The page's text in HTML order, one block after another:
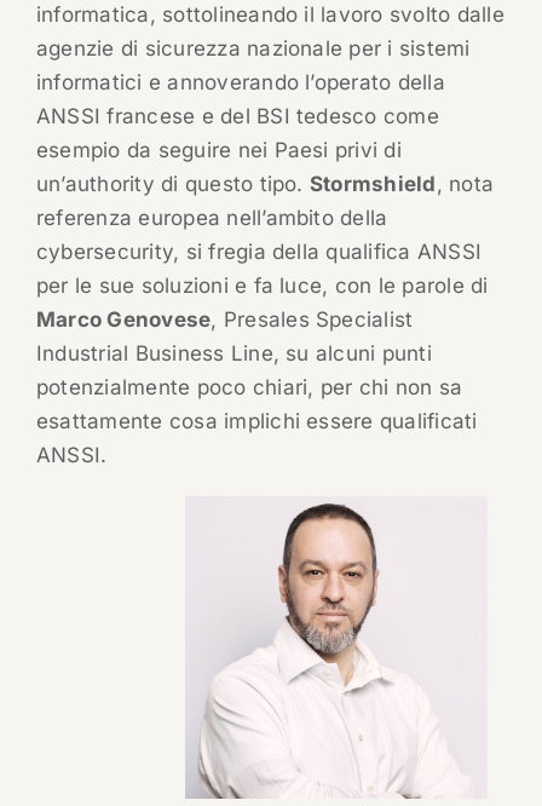
informatica, sottolineando il lavoro svolto dalle
agenzie di sicurezza nazionale per i sistemi
informatici e annoverando l’operato della
ANSSI francese e del BSI tedesco come
esempio da seguire nei Paesi privi di
un’authority di questo tipo. Stormshield, nota
referenza europea nell’ambito della
cybersecurity, si fregia della qualifica ANSSI
per le sue soluzioni e fa luce, con le parole di
Marco Genovese, Presales Specialist
Industrial Business Line, su alcuni punti
potenzialmente poco chiari, per chi non sa
esattamente cosa implichi essere qualificati
ANSSI.